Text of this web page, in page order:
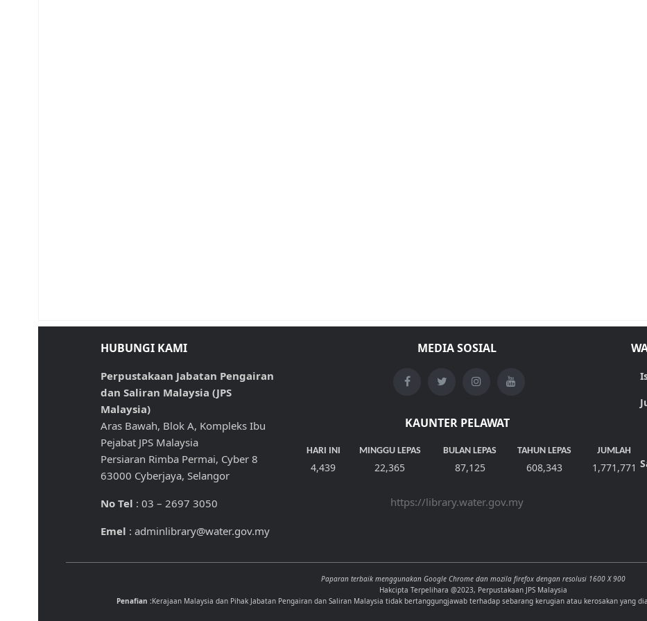
HUBUNGI KAMI
Perpustakaan Jabatan Pengairan
dan Saliran Malaysia (JPS
Malaysia)
Aras Bawah, Blok A, Kompleks Ibu
Pejabat JPS Malaysia
Persiaran Rimba Permai, Cyber 8
63000 Cyberjaya, Selangor
No Tel : 03 – 2697 3050
Emel : adminlibrary@water.gov.my
MEDIA SOSIAL
KAUNTER PELAWAT
HARI INI MINGGU LEPAS BULAN LEPAS TAHUN LEPAS JUMLAH
4,439 22,365 87,125 608,343 1,771,771
https://library.water.gov.my
Paparan terbaik menggunakan Google Chrome dan mozila firefox dengan resolusi 1600 X 900
Hakcipta Terpelihara @2023, Perpustakaan JPS Malaysia
Penafian :Kerajaan Malaysia dan Pihak Jabatan Pengairan dan Saliran Malaysia tidak bertanggungjawab terhadap sebarang kerugian atau kerosakan yang